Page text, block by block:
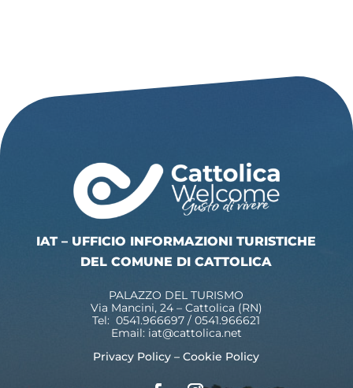
IAT – UFFICIO INFORMAZIONI TURISTICHE
DEL COMUNE DI CATTOLICA
PALAZZO DEL TURISMO
Via Mancini, 24 – Cattolica (RN)
Tel: 0541.966697 / 0541.966621
Email: iat@cattolica.net
Privacy Policy –Cookie Policy